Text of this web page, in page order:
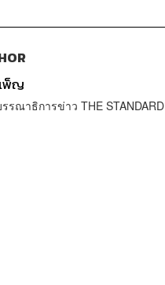
พ็ญ
รณาธิการข่าว THE STANDARD